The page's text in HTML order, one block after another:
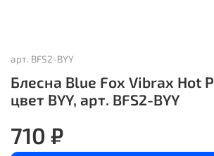
арт. BFS2-BYY
Блесна Blue Fox Vibrax Hot
цвет BYY, арт. BFS2-BYY
710 ₽